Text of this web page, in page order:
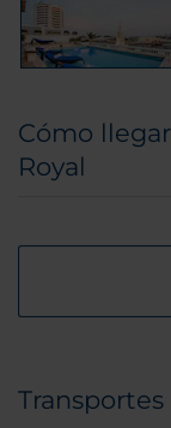
Cómo
Royal
Transportes